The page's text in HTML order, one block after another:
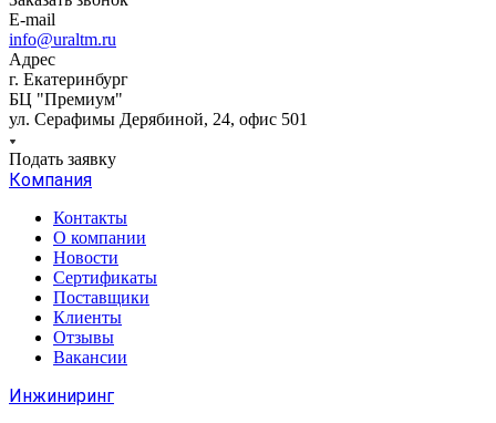
E-mail
info@uraltm.ru
Адрес
г. Екатеринбург
БЦ "Премиум"
ул. Серафимы Дерябиной, 24, офис 501
Подать заявку
Компания
Контакты
О компании
Новости
Сертификаты
Поставщики
Клиенты
Отзывы
Вакансии
Инжиниринг